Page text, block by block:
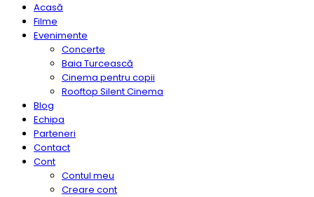
Acasă
Filme
Evenimente
Concerte
Baia Turcească
Cinema pentru copii
Rooftop Silent Cinema
Blog
Echipa
Parteneri
Contact
Cont
Contul meu
Creare cont